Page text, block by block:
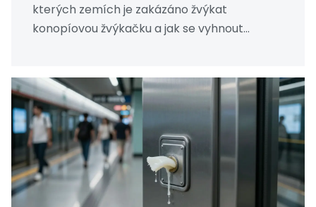
kterých zemích je zakázáno žvýkat
konopíovou žvýkačku a jak se vyhnout